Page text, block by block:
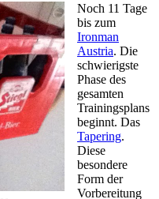
Noch 11 Tage
bis zum
Ironman
Austria. Die
schwierigste
Phase des
gesamten
Trainingsplans
beginnt. Das
Tapering.
Diese
besondere
Form der
Vorbereitung